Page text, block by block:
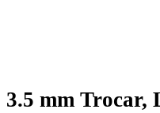
3.5 mm Trocar,